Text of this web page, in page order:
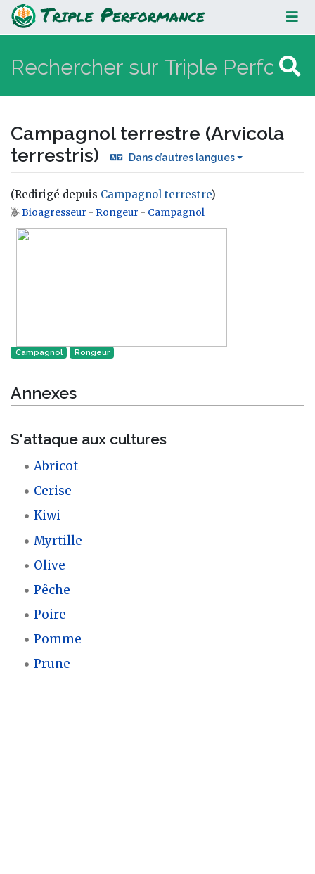
Campagnol terrestre (Arvicola
terrestris)
Campagnol terrestre (Arvicola
terrestris)
Dans d’autres langues
(Redirigé depuis Campagnol terrestre)
Aller à :navigation,rechercher
Bioagresseur - Rongeur - Campagnol
Campagnol Rongeur‎
Annexes
S'attaque aux cultures
Abricot
Cerise
Kiwi
Myrtille
Olive
Pêche
Poire
Pomme
Prune